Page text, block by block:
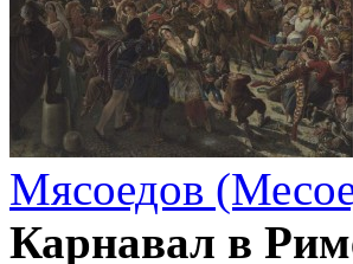
Мясоедов
Карнавал в